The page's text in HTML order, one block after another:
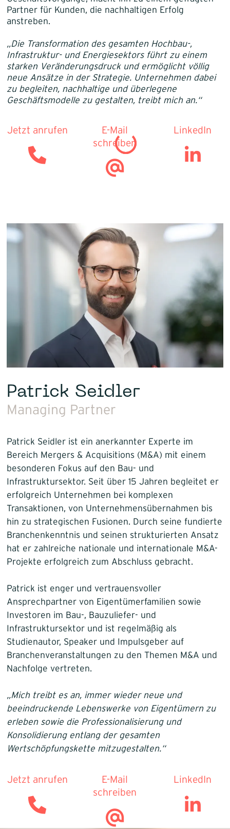
Partner für Kunden, die nachhaltigen Erfolg
anstreben.
„Die Transformation des gesamten Hochbau-,
Infrastruktur- und Energiesektors führt zu einem
starken Veränderungsdruck und ermöglicht völlig
neue Ansätze in der Strategie. Unternehmen dabei
zu begleiten, nachhaltige und überlegene
Geschäftsmodelle zu gestalten, treibt mich an.“
Jetzt anrufen
E-Mail
schreiben
LinkedIn
Patrick Seidler
Managing Partner
Patrick Seidler ist ein anerkannter Experte im
Bereich Mergers & Acquisitions (M&A) mit einem
besonderen Fokus auf den Bau- und
Infrastruktursektor. Seit über 15 Jahren begleitet er
erfolgreich Unternehmen bei komplexen
Transaktionen, von Unternehmensübernahmen bis
hin zu strategischen Fusionen. Durch seine fundierte
Branchenkenntnis und seinen strukturierten Ansatz
hat er zahlreiche nationale und internationale M&A-
Projekte erfolgreich zum Abschluss gebracht.
Patrick ist enger und vertrauensvoller
Ansprechpartner von Eigentümerfamilien sowie
Investoren im Bau-, Bauzuliefer- und
Infrastruktursektor und ist regelmäßig als
Studienautor, Speaker und Impulsgeber auf
Branchenveranstaltungen zu den Themen M&A und
Nachfolge vertreten.
„Mich treibt es an, immer wieder neue und
beeindruckende Lebenswerke von Eigentümern zu
erleben sowie die Professionalisierung und
Konsolidierung entlang der gesamten
Wertschöpfungskette mitzugestalten.“
Jetzt anrufen
E-Mail
schreiben
LinkedIn